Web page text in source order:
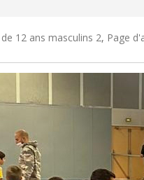
12 ans masculins 2, Page